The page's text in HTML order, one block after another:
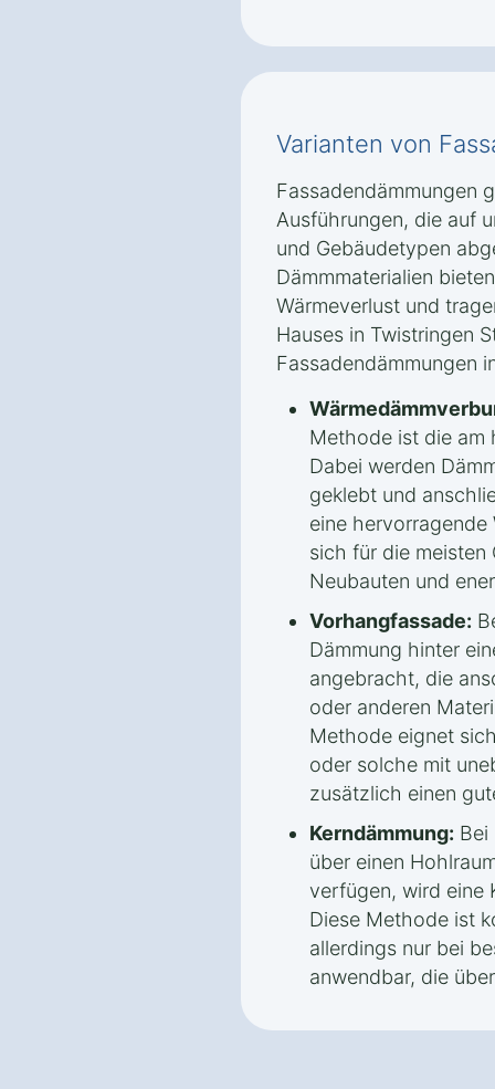
Varianten von
Fassadendämmungen
Ausführungen, die auf
und Gebäudetypen
Dämmmaterialien
Wärmeverlust und
Hauses in Twistringen
Fassadendämmungen
Methode ist die am
Dabei werden
geklebt und
eine hervorragende
sich für die meisten
Neubauten und
Vorhangfassade:
Dämmung hinter
angebracht, die
oder anderen
Methode eignet
oder solche mit
zusätzlich einen
Kerndämmung: Bei
über einen
verfügen, wird eine
Diese Methode ist
allerdings nur bei
anwendbar, die